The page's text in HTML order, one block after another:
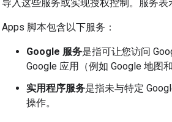
导入这些服务或实现授权控制。服务
Apps 脚本包含以下服务：
Google 服务是指可让您访问
Google 应用（例如 Google 地图
实用程序服务是指未与特定
操作。